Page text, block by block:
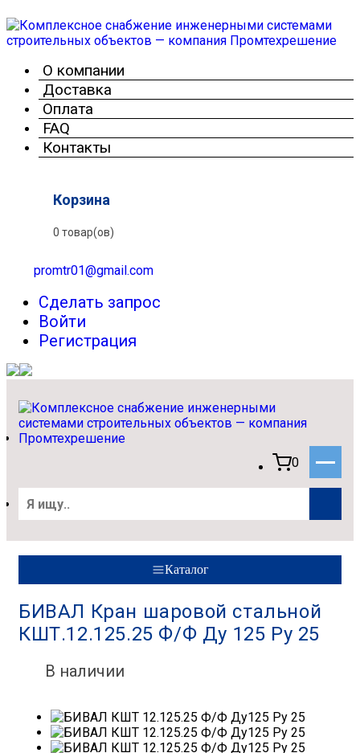
О компании
Доставка
Оплата
FAQ
Контакты
Корзина
0 товар(ов)
promtr01@gmail.com
Сделать запрос
Войти
Регистрация
0
Каталог
БИВАЛ Кран шаровой стальной
КШТ.12.125.25 Ф/Ф Ду 125 Ру 25
В наличии